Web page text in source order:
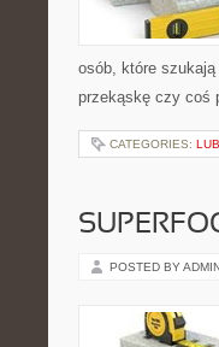
osób, które szukają
przekąskę czy coś
CATEGORIES:
POSTED BY